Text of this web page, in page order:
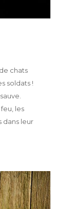
chats
soldats !
les
dans leur